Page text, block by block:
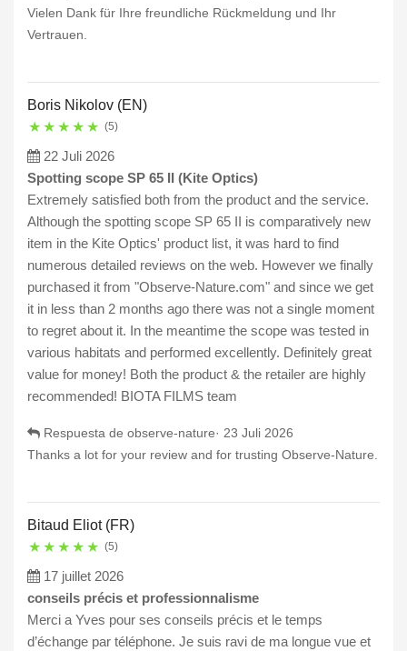
Vielen Dank für Ihre freundliche Rückmeldung und Ihr
Vertrauen.
Boris Nikolov (EN)
★ ★ ★ ★ ★ (5)
22 Juli 2026
Spotting scope SP 65 II (Kite Optics)
Extremely satisfied both from the product and the service.
Although the spotting scope SP 65 II is comparatively new
item in the Kite Optics' product list, it was hard to find
numerous detailed reviews on the web. However we finally
purchased it from "Observe-Nature.com" and since we get
it in less than 2 months ago there was not a single moment
to regret about it. In the meantime the scope was tested in
various habitats and performed excellently. Definitely great
value for money! Both the product & the retailer are highly
recommended! BIOTA FILMS team
Respuesta de observe-nature· 23 Juli 2026
Thanks a lot for your review and for trusting Observe-Nature.
Bitaud Eliot (FR)
★ ★ ★ ★ ★ (5)
17 juillet 2026
conseils précis et professionnalisme
Merci a Yves pour ses conseils précis et le temps
d’échange par téléphone. Je suis ravi de ma longue vue et